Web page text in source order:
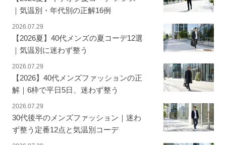
｜気温別・年代別の正解16例
2026.07.29
【2026夏】40代メンズの夏コーデ12選
｜気温別に迷わず整う
2026.07.29
【2026】40代メンズファッションの正
解｜6枠で平日5日、迷わず整う
2026.07.29
30代後半のメンズファッション｜迷わ
ず整う定番12点と気温別コーデ